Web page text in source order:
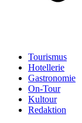
Tourismus
Hotellerie
Gastronomie
On-Tour
Kultour
Redaktion